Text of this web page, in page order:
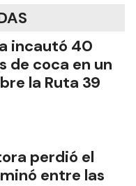
incautó 40
de coca en un
la Ruta 39
perdió el
entre las